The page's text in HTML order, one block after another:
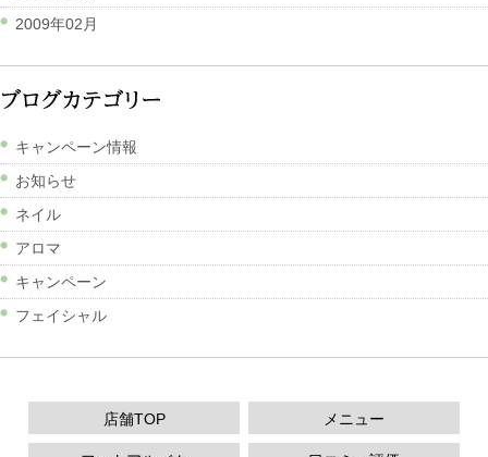
2009年02月
キャンペーン情報
お知らせ
ネイル
アロマ
キャンペーン
フェイシャル
店舗TOP メニュー